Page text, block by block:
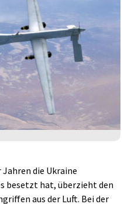
Jahren die Ukraine
besetzt hat, überzieht den
aus der Luft. Bei der